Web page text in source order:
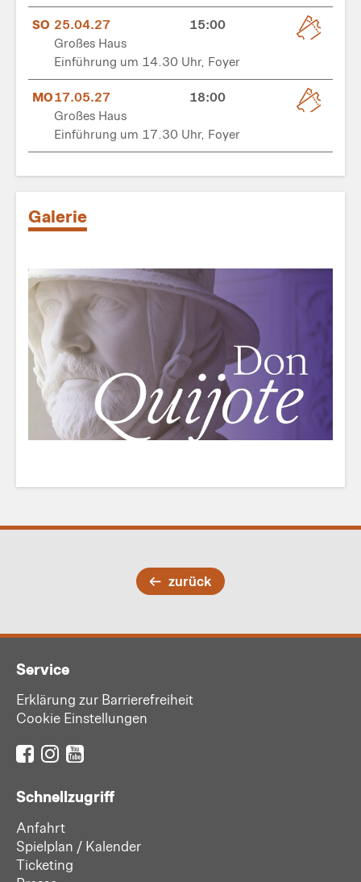
SO 25.04.27
15:00
Großes Haus
Einführung um 14.30 Uhr, Foyer
MO17.05.27
18:00
Großes Haus
Einführung um 17.30 Uhr, Foyer
Galerie
zurück
Service
Erklärung zur Barrierefreiheit
Cookie Einstellungen
Schnellzugriff
Anfahrt
Spielplan / Kalender
Ticketing